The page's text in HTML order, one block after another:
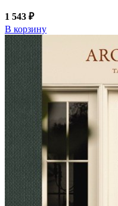
1 543 ₽
В корзину